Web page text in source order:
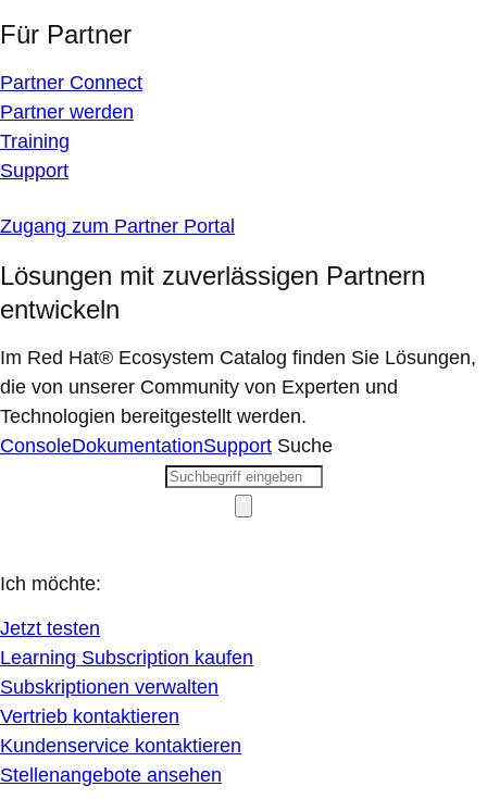
Für Partner
Partner Connect
Partner werden
Training
Support
Zugang zum Partner Portal
Lösungen mit zuverlässigen Partnern
entwickeln
Im Red Hat® Ecosystem Catalog finden Sie Lösungen,
die von unserer Community von Experten und
Technologien bereitgestellt werden.
ConsoleDokumentationSupport Suche
Ich möchte:
Jetzt testen
Learning Subscription kaufen
Subskriptionen verwalten
Vertrieb kontaktieren
Kundenservice kontaktieren
Stellenangebote ansehen